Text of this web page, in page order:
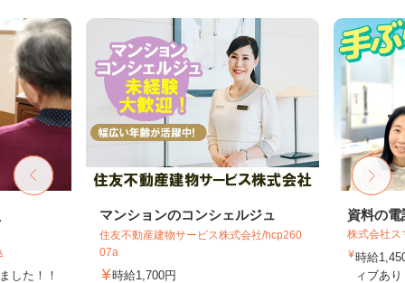
した！！
マンションのコンシェルジュ
住友不動産建物サービス株式会社/hcp260
07a
時給1,700円
資料の
株式会社ス
時給
ィブあ